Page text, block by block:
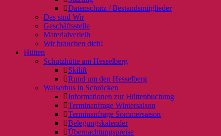
Datenschutz / Bestandsmitglieder
Das sind Wir
Geschäftsstelle
Materialverleih
Wir brauchen dich!
Hütten
Schutzhütte am Hesselberg
Skilift
Rund um den Hesselberg
Walserhus in Schröcken
Informationen zur Hüttenbuchung
Terminanfrage Wintersaison
Terminanfrage Sommersaison
Belegungskalender
Übernachtungspreise